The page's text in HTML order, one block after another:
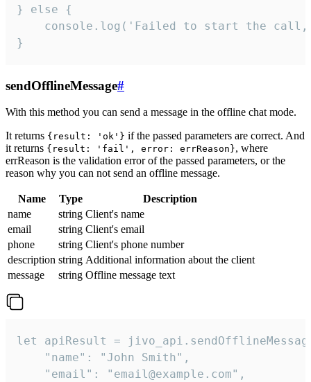
} else {
console.log('Failed to start the
}
sendOfflineMessage#
With this method you can send a message in the offline chat mode.
It returns {result: 'ok'} if the passed parameters are correct. And
it returns {result: 'fail', error: errReason}, where
errReason is the validation error of the passed parameters, or the
reason why you can not send an offline message.
Name Type
Description
name
string Client's name
email
string Client's email
phone
string Client's phone number
description string Additional information about the client
message
string Offline message text
let apiResult =
    "name": "John Smith",
    "email": "email@example.com",